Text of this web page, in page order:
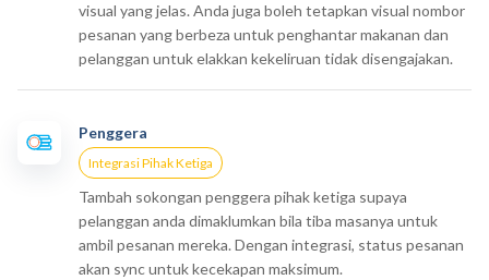
visual yang jelas. Anda juga boleh tetapkan visual nombor
pesanan yang berbeza untuk penghantar makanan dan
pelanggan untuk elakkan kekeliruan tidak disengajakan.
Penggera
Integrasi Pihak Ketiga
Tambah sokongan penggera pihak ketiga supaya
pelanggan anda dimaklumkan bila tiba masanya untuk
ambil pesanan mereka. Dengan integrasi, status pesanan
akan sync untuk kecekapan maksimum.